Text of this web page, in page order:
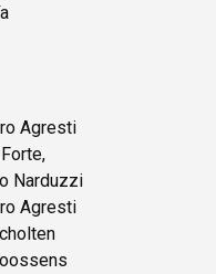
Agresti
Narduzzi
Agresti